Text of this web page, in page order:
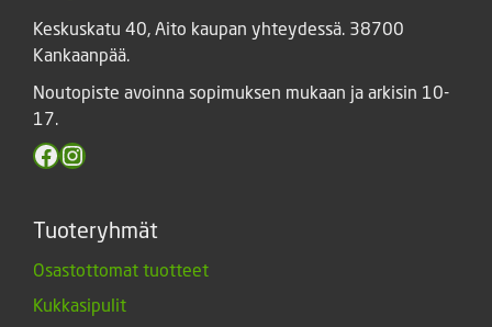
Keskuskatu 40, Aito kaupan yhteydessä. 38700
Kankaanpää.
Noutopiste avoinna sopimuksen mukaan ja arkisin 10-
17.
Facebook
Instagram
Tuoteryhmät
Osastottomat tuotteet
Kukkasipulit